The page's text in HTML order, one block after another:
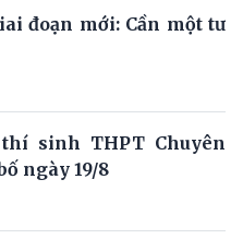
đoạn mới: Cần một tư
sinh THPT Chuyên
ngày 19/8